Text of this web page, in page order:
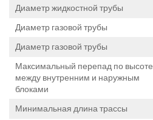
Диаметр жидкостной трубы
Диаметр газовой трубы
Диаметр газовой трубы
Максимальный перепад по высоте
между внутренним и наружным
блоками
Минимальная длина трассы